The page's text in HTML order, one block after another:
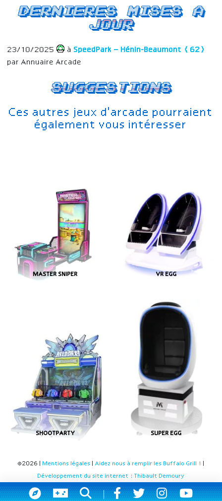
Suggestions
Ces autres jeux d'arcade pourraient
également vous intéresser
MASTER SNIPER VR EGG
SHOOTPARTY SUPER EGG
Dernieres mises a
jour
23/10/2025 à SpeedPark – Hénin-Beaumont (62)
par Annuaire Arcade
©2026 | Mentions légales Aidez nous à remplir les Buffalo Grill !
Développement du site internet : Thibault Demoury